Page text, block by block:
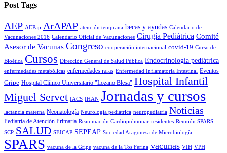
Post Tags
AEP AEPap ArAPAP atención temprana becas y ayudas Calendario de
Vacunaciones 2016 Calendario Oficial de Vacunaciones Cirugía Pediátrica Comité
Asesor de Vacunas Congreso cooperación internacional covid-19 Curso de
Bioética Cursos Dirección General de Salud Pública Endocrinología pediátrica
enfermedades metabólicas enfermedades raras Enfermedad Inflamatoria Intestinal Eventos
Gripe Hospital Clínico Universitario "Lozano Blesa" Hospital Infantil
Miguel Servet IACS IHAN Jornadas y cursos
lactancia materna Neonatología Neurología pediátrica neuropediatría Noticias
Pediatría de Atención Primaria Reanimación Cardiopulmonar residentes Reunión SPARS-
SCP SALUD SEICAP SEPEAP Sociedad Aragonesa de Microbiología
SPARS vacuna de la Gripe vacuna de la Tos Ferina vacunas VIH VPH